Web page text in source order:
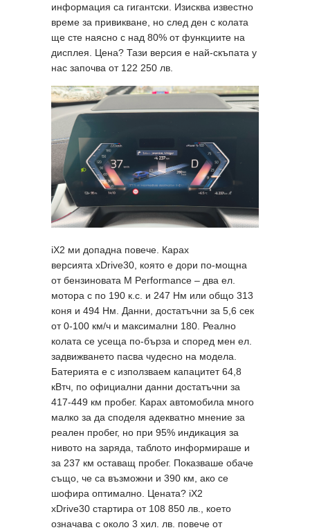
информация са гигантски. Изисква известно
време за привикване, но след ден с колата
ще сте наясно с над 80% от функциите на
дисплея. Цена? Тази версия е най-скъпата у
нас започва от 122 250 лв.
iX2 ми допадна повече. Карах
версията xDrive30, която е дори по-мощна
от бензиновата M Performance – два ел.
мотора с по 190 к.с. и 247 Нм или общо 313
коня и 494 Нм. Данни, достатъчни за 5,6 сек
от 0-100 км/ч и максимални 180. Реално
колата се усеща по-бърза и според мен ел.
задвижването пасва чудесно на модела.
Батерията е с използваем капацитет 64,8
кВтч, по официални данни достатъчни за
417-449 км пробег. Карах автомобила много
малко за да споделя адекватно мнение за
реален пробег, но при 95% индикация за
нивото на заряда, таблото информираше и
за 237 км оставащ пробег. Показваше обаче
също, че са възможни и 390 км, ако се
шофира оптимално. Цената? iX2
xDrive30 стартира от 108 850 лв., което
означава с около 3 хил. лв. повече от